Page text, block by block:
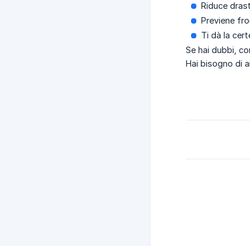
Riduce
Previene
Ti dà la
Se hai dubbi,
Hai bisogno di